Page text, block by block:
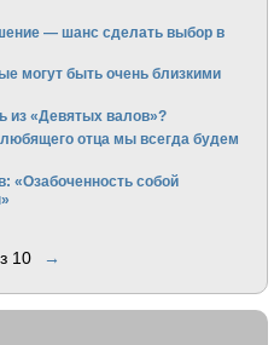
— шанс сделать выбор в
могут быть очень близкими
из «Девятых валов»?
отца мы всегда будем
«Озабоченность собой
10 →